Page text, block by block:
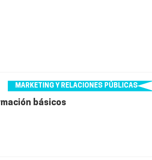
MARKETING Y RELACIONES PÚBLICAS
básicos